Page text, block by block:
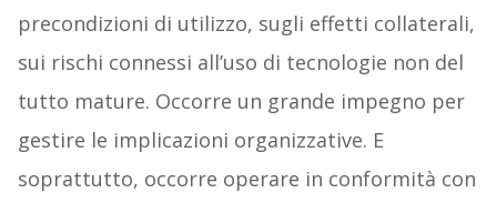
precondizioni di utilizzo, sugli effetti collaterali,
sui rischi connessi all’uso di tecnologie non del
tutto mature. Occorre un grande impegno per
gestire le implicazioni organizzative. E
soprattutto, occorre operare in conformità con